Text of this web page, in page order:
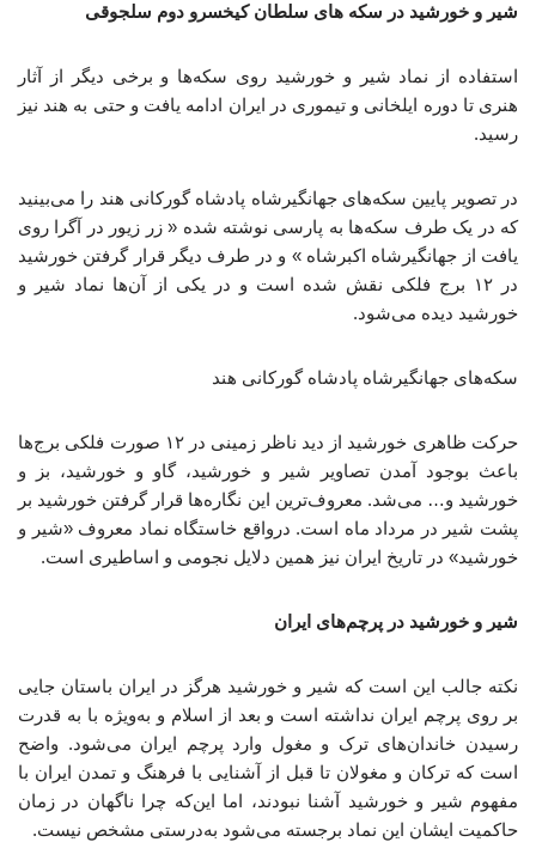
شیر و خورشید در سکه های سلطان کیخسرو دوم سلجوقی
استفاده از نماد شیر و خورشید روی سکه‌ها و برخی دیگر از آثار
هنری تا دوره ایلخانی و تیموری در ایران ادامه یافت و حتی به هند نیز
رسید.
در تصویر پایین سکه‌های جهانگیرشاه پادشاه گورکانی هند را می‌بینید
که در یک طرف سکه‌ها به پارسی نوشته شده « زر زیور در آگرا روی
یافت از جهانگیرشاه اکبرشاه » و در طرف دیگر قرار گرفتن خورشید
در ۱۲ برج فلکی نقش شده است و در یکی از آن‌ها نماد شیر و
خورشید دیده می‌شود.
سکه‌های جهانگیرشاه پادشاه گورکانی هند
حرکت ظاهری خورشید از دید ناظر زمینی در ۱۲ صورت فلکی برج‌ها
باعث بوجود آمدن تصاویر شیر و خورشید، گاو و خورشید، بز و
خورشید و… می‌شد. معروف‌ترین این نگاره‌ها قرار گرفتن خورشید بر
پشت شیر در مرداد ماه است. درواقع خاستگاه نماد معروف «شیر و
خورشید» در تاریخ ایران نیز همین دلایل نجومی و اساطیری است.
شیر و خورشید در پرچم‌های ایران
نکته جالب این است که شیر و خورشید هرگز در ایران باستان جایی
بر روی پرچم ایران نداشته است و بعد از اسلام و به‌ویژه با به قدرت
رسیدن خاندان‌های ترک و مغول وارد پرچم ایران می‌شود. واضح
است که ترکان و مغولان تا قبل از آشنایی با فرهنگ و تمدن ایران با
مفهوم شیر و خورشید آشنا نبودند، اما این‌که چرا ناگهان در زمان
حاکمیت ایشان این نماد برجسته می‌شود به‌درستی مشخص نیست.